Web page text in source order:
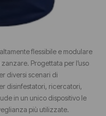
flessibile e modulare
Progettata per l’uso
diversi scenari di
disinfestatori, ricercatori,
in un unico dispositivo le
più utilizzate.